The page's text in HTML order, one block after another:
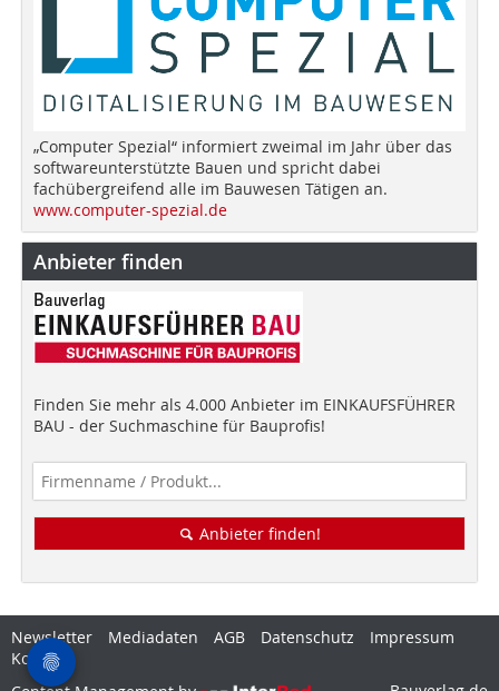
„Computer Spezial“ informiert zweimal im Jahr über das
softwareunterstützte Bauen und spricht dabei
fachübergreifend alle im Bauwesen Tätigen an.
www.computer-spezial.de
Anbieter finden
Finden Sie mehr als 4.000 Anbieter im EINKAUFSFÜHRER
BAU - der Suchmaschine für Bauprofis!
Anbieter finden!
Newsletter Mediadaten AGB Datenschutz
Impressum
Kontakt